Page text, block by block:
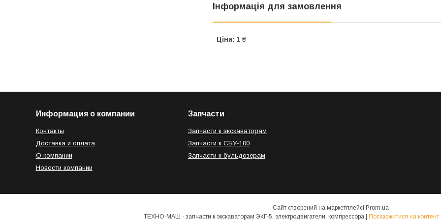
Інформація для замовлення
Ціна: 1 ₴
Информация о компании
Контакты
Доставка и оплата
О компании
Новости компании
Запчасти
Запчасти к экскаваторам
Запчасти к СБУ-100
Запчасти к бульдозерам
Сайт створений на маркетплейсі Prom.ua
Поскаржитися на контент